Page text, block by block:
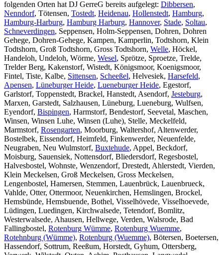
folgenden Orten hat DJ GerreG bereits aufgelegt: Dibbersen,
Nenndorf, Tötensen, Tostedt, Heidenau, Hollenstedt, Hamburg,
Hamburg-Harburg, Hamburg Harburg, Hannover, Stade, Soltau,
Schneverdingen, Seppensen, Holm-Seppensen, Dohren, Dohren
Gehege, Dohren-Gehege, Kampen, Kamperlin, Todtshorn, Klein
Todtshorn, Groß Todtshorn, Gross Todtshorn, Welle, Höckel,
Handeloh, Undeloh, Wörme, Wesel, Sprötze, Sproetze, Trelde,
Trelder Berg, Kakenstorf, Wistedt, Königsmoor, Koenigsmoor,
Fintel, Tiste, Kalbe, Sittensen, Scheeßel, Helvesiek, Harsefeld,
Apensen, Lüneburger Heide, Lueneburger Heide, Egestorf,
Garlstorf, Toppenstedt, Brackel, Hanstedt, Asendorf, Jesteburg,
Marxen, Garstedt, Salzhausen, Lüneburg, Lueneburg, Wulfsen,
Eyendorf, Bispingen, Harmstorf, Bendestorf, Seevetal, Maschen,
Winsen, Winsen Luhe, Winsen (Luhe), Stelle, Meckelfeld,
Marmstorf, Rosengarten, Moorburg, Waltershof, Altenwerder,
Bostelbek, Eissendorf, Heimfeld, Finkenwerder, Neuenfelde,
Neugraben, Neu Wulmstorf, Buxtehude, Appel, Beckdorf,
Moisburg, Sauensiek, Nottensdorf, Bliedersdorf, Regesbostel,
Halvesbostel, Wohnste, Wenzendorf, Drestedt, Ahlerstedt, Vierden,
Klein Meckelsen, Groß Meckelsen, Gross Meckelsen,
Lengenbostel, Hamersen, Stemmen, Lauenbrück, Lauenbrueck,
Vahlde, Otter, Ottermoor, Neuenkirchen, Hemslingen, Brockel,
Hemsbünde, Hemsbuende, Bothel, Visselhövede, Visselhoevede,
Lüdingen, Luedingen, Kirchwalsede, Tetendorf, Bomlitz,
Westerwalsede, Ahausen, Hellwege, Verden, Walsrode, Bad
Fallingbostel, Rotenburg Wümme, Rotenburg Wuemme,
Rotehnburg (Wümme), Rotenburg (Wuemme), Bötersen, Boetersen,
Hassendorf, Sottrum, Reeßum, Horstedt, Gyhum, Ottersberg,